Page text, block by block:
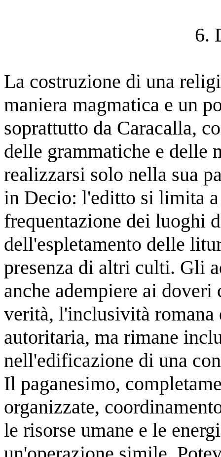
6.
La costruzione di una
maniera magmatica e un
soprattutto da Caracalla,
delle grammatiche e delle
realizzarsi solo nella sua
in Decio: l'editto si limita
frequentazione dei luoghi
dell'espletamento delle
presenza di altri culti. Gli
anche adempiere ai
verità, l'inclusività romana
autoritaria, ma rimane
nell'edificazione di una
Il paganesimo,
organizzate,
le risorse umane e le